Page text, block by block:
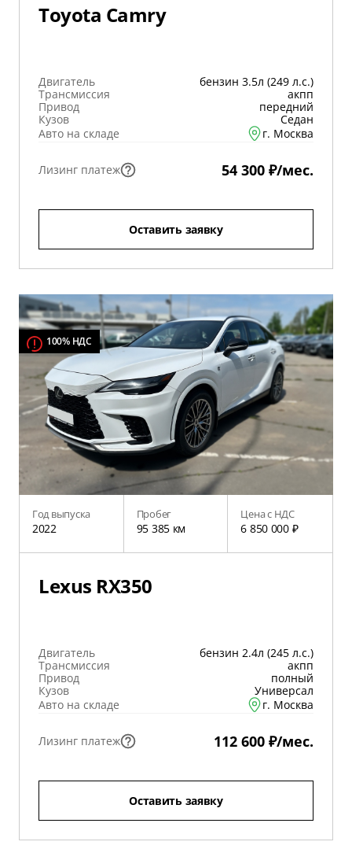
Toyota Camry
Двигатель
бензин 3.5л (249 л.с.)
Трансмиссия
акпп
Привод
передний
Кузов
Седан
Авто на складе
г. Москва
Лизинг платеж 54 300 ₽/мес.
Оставить заявку
100% НДС
Год выпуска
2022
Пробег
95 385 км
Цена с НДС
6 850 000 ₽
Lexus RX350
Двигатель
бензин 2.4л (245 л.с.)
Трансмиссия
акпп
Привод
полный
Кузов
Универсал
Авто на складе
г. Москва
Лизинг платеж 112 600 ₽/мес.
Оставить заявку